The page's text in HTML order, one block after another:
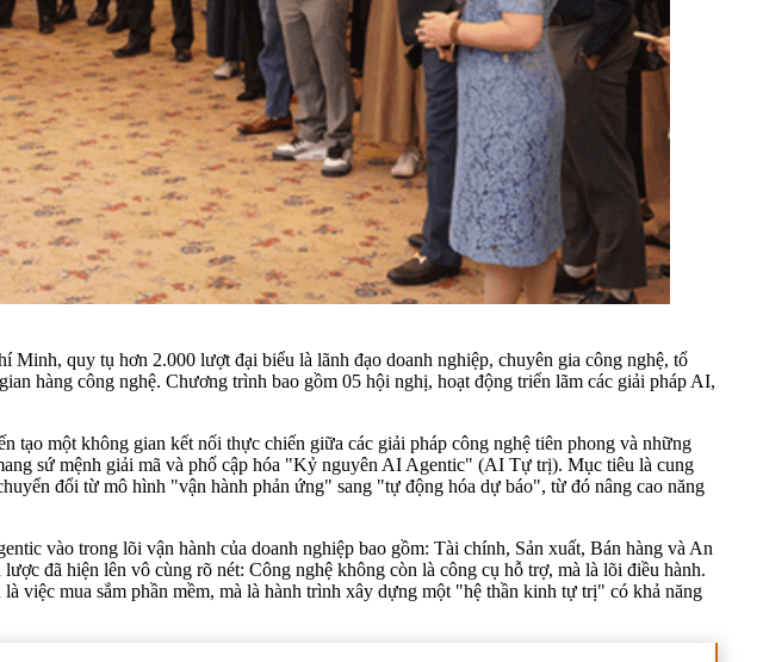
quy tụ hơn 2.000 lượt đại biểu là lãnh đạo doanh nghiệp, chuyên gia công nghệ, tổ
hàng công nghệ. Chương trình bao gồm 05 hội nghị, hoạt động triển lãm các giải pháp AI,
một không gian kết nối thực chiến giữa các giải pháp công nghệ tiên phong và những
sứ mệnh giải mã và phổ cập hóa "Kỷ nguyên AI Agentic" (AI Tự trị). Mục tiêu là cung
đổi từ mô hình "vận hành phản ứng" sang "tự động hóa dự báo", từ đó nâng cao năng
vào trong lõi vận hành của doanh nghiệp bao gồm: Tài chính, Sản xuất, Bán hàng và An
đã hiện lên vô cùng rõ nét: Công nghệ không còn là công cụ hỗ trợ, mà là lõi điều hành.
việc mua sắm phần mềm, mà là hành trình xây dựng một "hệ thần kinh tự trị" có khả năng